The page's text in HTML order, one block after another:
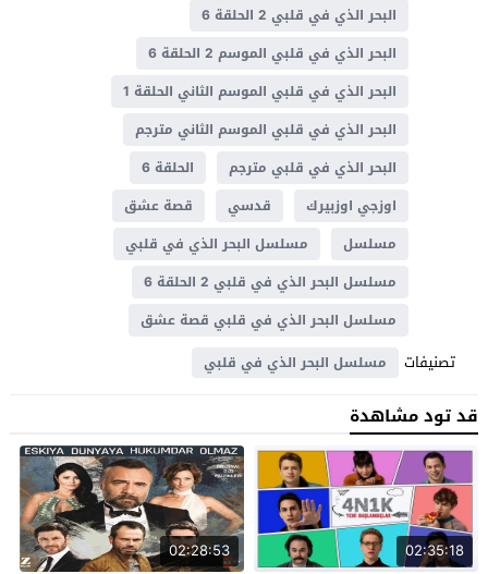
البحر الذي في قلبي 2 الحلقة 6
البحر الذي في قلبي الموسم 2 الحلقة 6
البحر الذي في قلبي الموسم الثاني الحلقة 1
البحر الذي في قلبي الموسم الثاني مترجم
البحر الذي في قلبي مترجم
الحلقة 6
اوزجي اوزبيرك
قدسي
قصة عشق
مسلسل
مسلسل البحر الذي في قلبي
مسلسل البحر الذي في قلبي 2 الحلقة 6
مسلسل البحر الذي في قلبي قصة عشق
تصنيفات مسلسل البحر الذي في قلبي
قد تود مشاهدة
02:35:18
02:28:53